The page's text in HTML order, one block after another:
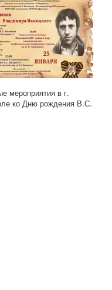
мероприятия в г.
ко Дню рождения В.С.